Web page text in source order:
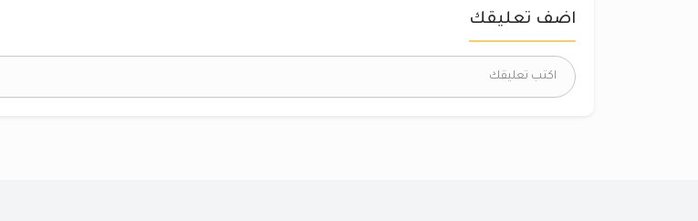
اضف تعليقك